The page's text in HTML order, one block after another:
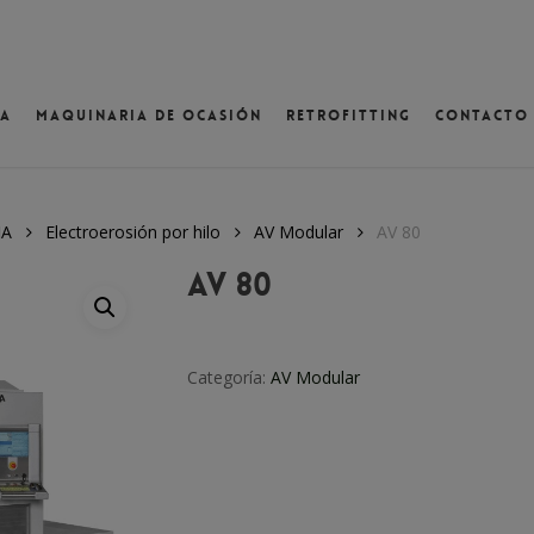
Maquinaria de ocasión Retrofitting Contacto
Electroerosión por hilo AV Modular AV 80
AV 80
Categoría: AV Modular